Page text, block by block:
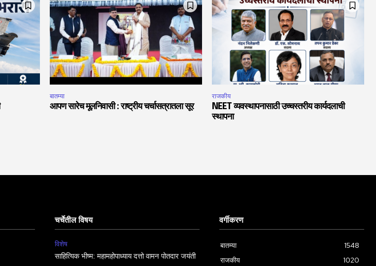
बातम्या
आपण सारेच मूलनिवासी : राष्ट्रीय चर्चासत्रातला सूर
राजकीय
NEET व्यवस्थापनासाठी उच्चस्तरीय कार्यदलाची
स्थापना
चर्चेतील विषय
विशेष
साहित्यिक भीष्म: महामहोपाध्याय दत्तो वामन पोतदार जयंती
वर्गीकरण
बातम्या
1548
राजकीय
1020